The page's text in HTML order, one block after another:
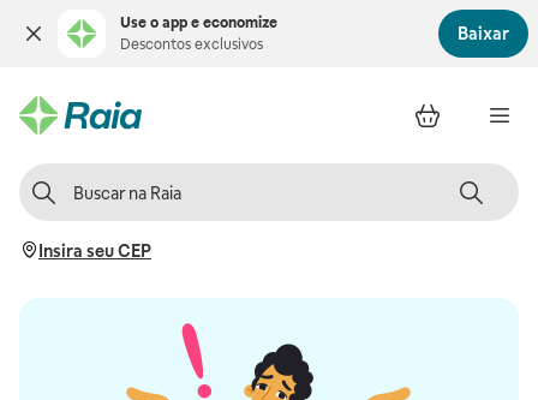
Use o app e economize
Descontos exclusivos
Baixar
Insira seu CEP